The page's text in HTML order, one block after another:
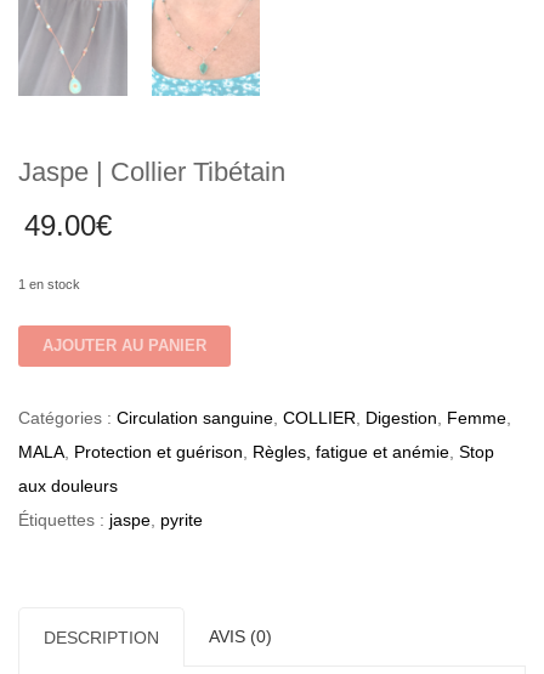
Jaspe | Collier Tibétain
49.00€
1 en stock
quantité
Jaspe
|
Collier
Tibétain
AJOUTER AU PANIER
Catégories : Circulation sanguine COLLIER Digestion Femme
MALA Protection et guérison Règles, fatigue et anémie Stop
aux douleurs
Étiquettes : jaspe pyrite
DESCRIPTION AVIS (0)